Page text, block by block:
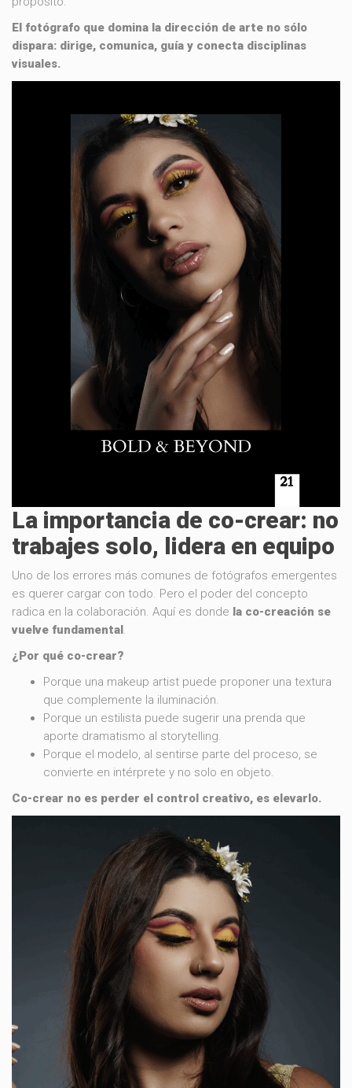
El fotógrafo que domina la dirección de arte no sólo
dispara: dirige, comunica, guía y conecta disciplinas
visuales.
La importancia de co-crear: no
trabajes solo, lidera en equipo
Uno de los errores más comunes de fotógrafos emergentes
es querer cargar con todo. Pero el poder del concepto
radica en la colaboración. Aquí es donde la co-creación se
vuelve fundamental.
¿Por qué co-crear?
Porque una makeup artist puede proponer una textura
que complemente la iluminación.
Porque un estilista puede sugerir una prenda que
aporte dramatismo al storytelling.
Porque el modelo, al sentirse parte del proceso, se
convierte en intérprete y no solo en objeto.
Co-crear no es perder el control creativo, es elevarlo.